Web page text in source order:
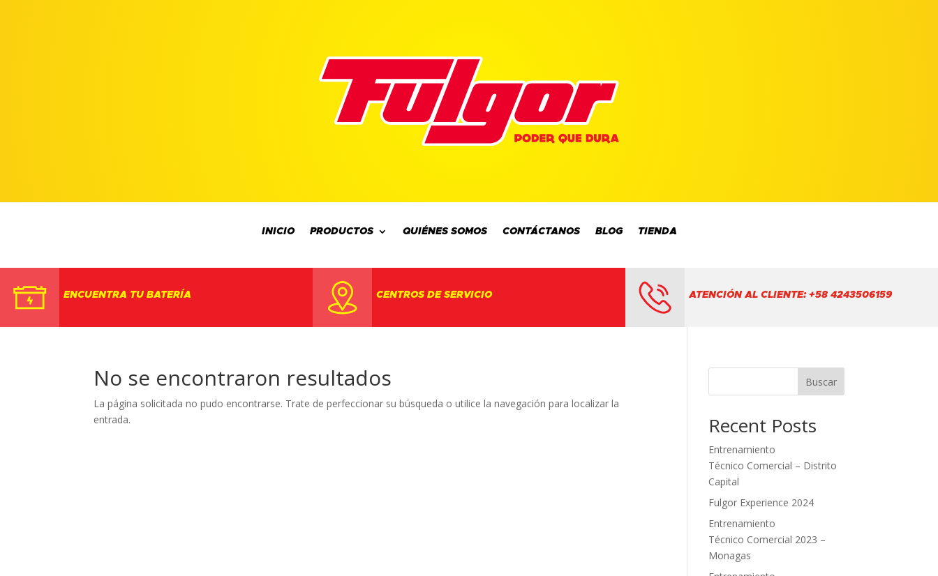
INICIO PRODUCTOS QUIÉNES SOMOS CONTÁCTANOS BLOG TIENDA
ENCUENTRA TU BATERÍA CENTROS DE SERVICIO ATENCIÓN AL CLIENTE: +58 4243506159
No se encontraron resultados
La página solicitada no pudo encontrarse. Trate de perfeccionar su búsqueda o utilice la navegación para localizar la
entrada.
Buscar
Recent Posts
Entrenamiento
Técnico Comercial – Distrito
Capital
Fulgor Experience 2024
Entrenamiento
Técnico Comercial 2023 –
Monagas